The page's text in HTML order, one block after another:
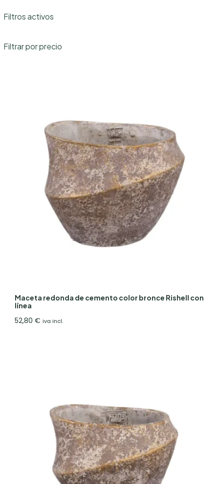
Filtros activos
Filtrar por precio
Maceta redonda de cemento color bronce Rishell con
línea
52,80€ iva incl.